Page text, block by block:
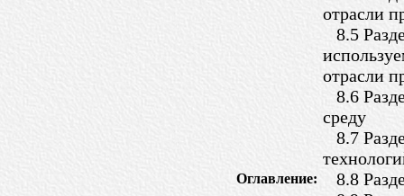
Оглавление:
отрасли
8.5
отрасли
8.6
среду
8.7
8.8